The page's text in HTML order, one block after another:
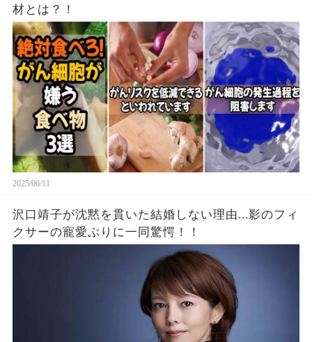
材とは？！
2025/06/11
沢口靖子が沈黙を貫いた結婚しない理由...影のフィ
クサーの寵愛ぶりに一同驚愕！！